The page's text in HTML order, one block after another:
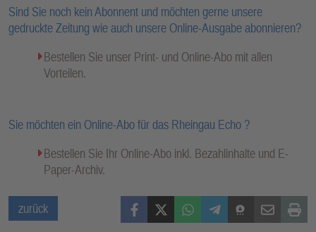
Sind Sie noch kein Abonnent und möchten gerne unsere
gedruckte Zeitung wie auch unsere Online-Ausgabe abonnieren?
Bestellen Sie unser Print- und Online-Abo mit allen
Vorteilen.
Sie möchten ein Online-Abo für das Rheingau Echo ?
Bestellen Sie Ihr Online-Abo inkl. Bezahlinhalte und E-
Paper-Archiv.
zurück FacebookX (Twitter)WhatsAppTelegramThreemaMail Print